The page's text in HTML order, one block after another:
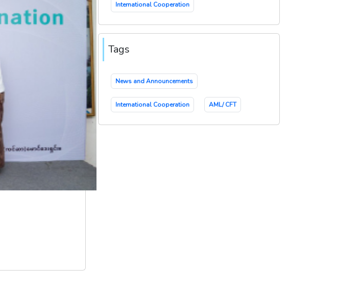
International Cooperation
Tags
News and Announcements
International Cooperation AML/ CFT